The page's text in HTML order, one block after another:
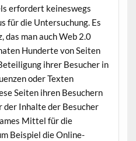
erfordert keineswegs
für die Untersuchung. Es
das man auch Web 2.0
Hunderte von Seiten
ihrer Besucher in
oder Texten
Seiten ihren Besuchern
Inhalte der Besucher
Mittel für die
Beispiel die Online-